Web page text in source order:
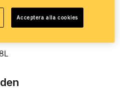
Acceptera alla cookies